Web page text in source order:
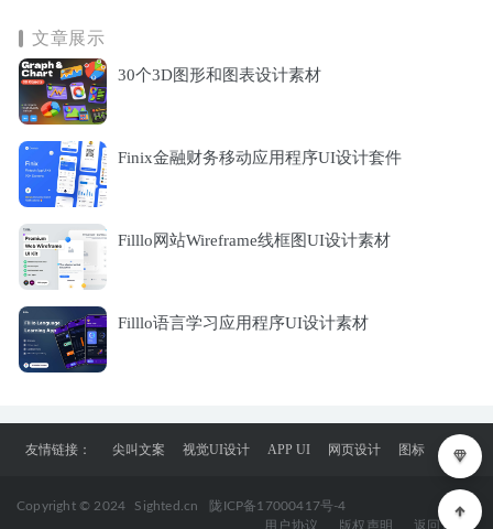
文章展示
30个3D图形和图表设计素材
Finix金融财务移动应用程序UI设计套件
Filllo网站Wireframe线框图UI设计素材
Filllo语言学习应用程序UI设计素材
友情链接： 尖叫文案 视觉UI设计 APP UI 网页设计 图标
Copyright © 2024 Sighted.cn
陇ICP备17000417号-4
用户协议
版权声明 返回顶部